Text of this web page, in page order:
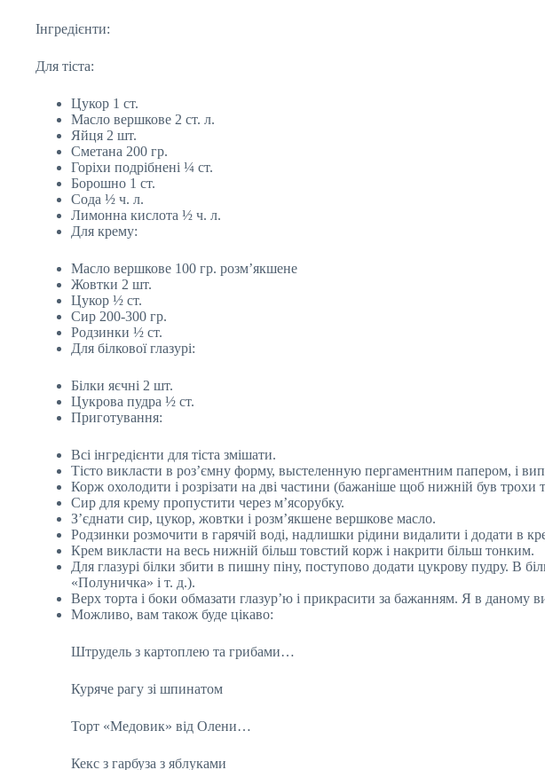
Інгредієнти:
Для тіста:
Цукор 1 ст.
Масло вершкове 2 ст. л.
Яйця 2 шт.
Сметана 200 гр.
Горіхи подрібнені ¼ ст.
Борошно 1 ст.
Сода ½ ч. л.
Лимонна кислота ½ ч. л.
Для крему:
Масло вершкове 100 гр. розм’якшене
Жовтки 2 шт.
Цукор ½ ст.
Сир 200-300 гр.
Родзинки ½ ст.
Для білкової глазурі:
Білки яєчні 2 шт.
Цукрова пудра ½ ст.
Приготування:
Всі інгредієнти для тіста змішати.
Тісто викласти в роз’ємну форму, выстеленную пергаментним папером, і
Корж охолодити і розрізати на дві частини (бажаніше щоб нижній був трохи
Сир для крему пропустити через м’ясорубку.
З’єднати сир, цукор, жовтки і розм’якшене вершкове масло.
Родзинки розмочити в гарячій воді, надлишки рідини видалити і додати в
Крем викласти на весь нижній більш товстий корж і накрити більш тонким.
Для глазурі білки збити в пишну піну, поступово додати цукрову пудру. В
«Полуничка» і т. д.).
Верх торта і боки обмазати глазур’ю і прикрасити за бажанням. Я в даному
Можливо, вам також буде цікаво:
Штрудель з картоплею та грибами…
Куряче рагу зі шпинатом
Торт «Медовик» від Олени…
Кекс з гарбуза з яблуками